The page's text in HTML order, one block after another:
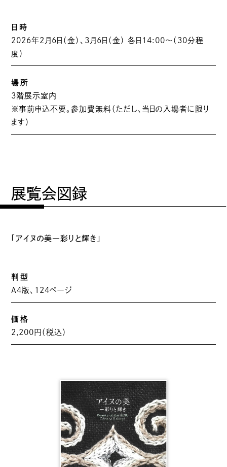
日時
2026年2月6日（金）、3月6日（金） 各日14:00〜（30分程
度）
場所
3階展示室内
※事前申込不要。参加費無料（ただし、当日の入場者に限り
ます）
展覧会図録
「アイヌの美―彩りと輝き」
判型
A4版、124ページ
価格
2,200円（税込）